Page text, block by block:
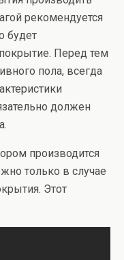
рекомендуется
будет
Перед тем
пола, всегда
должен
производится
только в случае
Этот